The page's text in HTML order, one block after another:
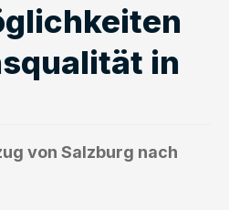
in
von Salzburg nach